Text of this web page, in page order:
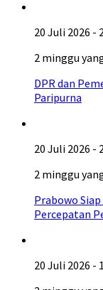
20 Juli 2026 -
2 minggu
DPR dan
Paripurna
20 Juli 2026 -
2 minggu
Prabowo
Percepatan
20 Juli 2026 -